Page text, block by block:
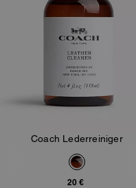
Coach Lederreiniger
20 €